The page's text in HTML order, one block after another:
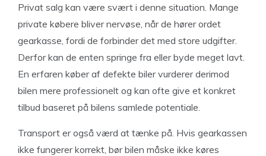
Privat salg kan være svært i denne situation. Mange
private købere bliver nervøse, når de hører ordet
gearkasse, fordi de forbinder det med store udgifter.
Derfor kan de enten springe fra eller byde meget lavt.
En erfaren køber af defekte biler vurderer derimod
bilen mere professionelt og kan ofte give et konkret
tilbud baseret på bilens samlede potentiale.
Transport er også værd at tænke på. Hvis gearkassen
ikke fungerer korrekt, bør bilen måske ikke køres